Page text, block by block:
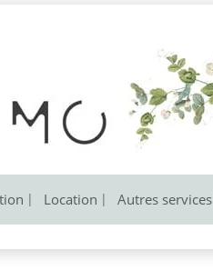
Location Autres services